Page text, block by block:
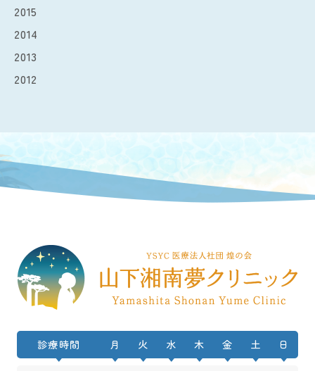
2015
2014
2013
2012
診療時間 月 火 水 木 金 土 日